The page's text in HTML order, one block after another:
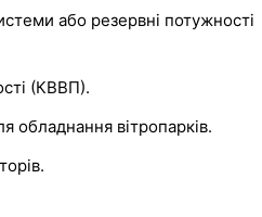
або резервні потужності
(КВВП).
обладнання вітропарків.